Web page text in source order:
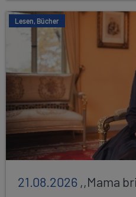
Lesen, Bücher
21.08.2026 ,,Mama